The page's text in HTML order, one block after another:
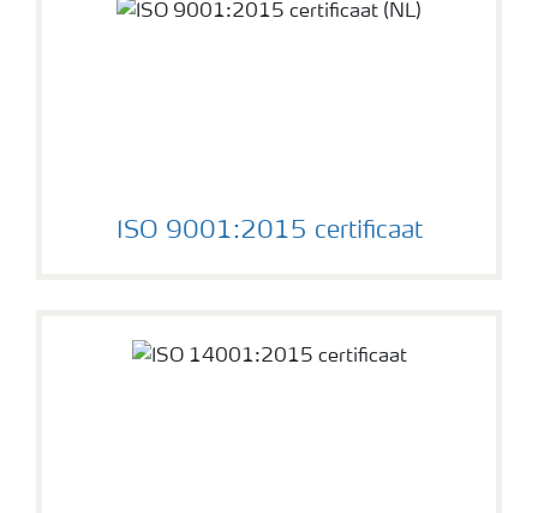
ISO en GMP+ Certificaten
ISO 9001:2015 certificaat